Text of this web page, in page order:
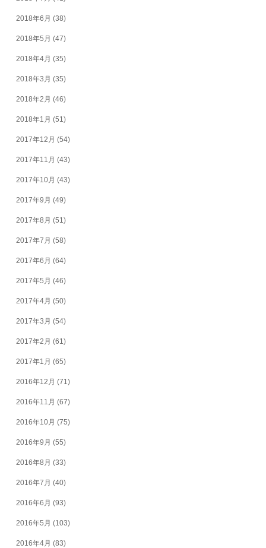
2018年6月 (38)
2018年5月 (47)
2018年4月 (35)
2018年3月 (35)
2018年2月 (46)
2018年1月 (51)
2017年12月 (54)
2017年11月 (43)
2017年10月 (43)
2017年9月 (49)
2017年8月 (51)
2017年7月 (58)
2017年6月 (64)
2017年5月 (46)
2017年4月 (50)
2017年3月 (54)
2017年2月 (61)
2017年1月 (65)
2016年12月 (71)
2016年11月 (67)
2016年10月 (75)
2016年9月 (55)
2016年8月 (33)
2016年7月 (40)
2016年6月 (93)
2016年5月 (103)
2016年4月 (83)